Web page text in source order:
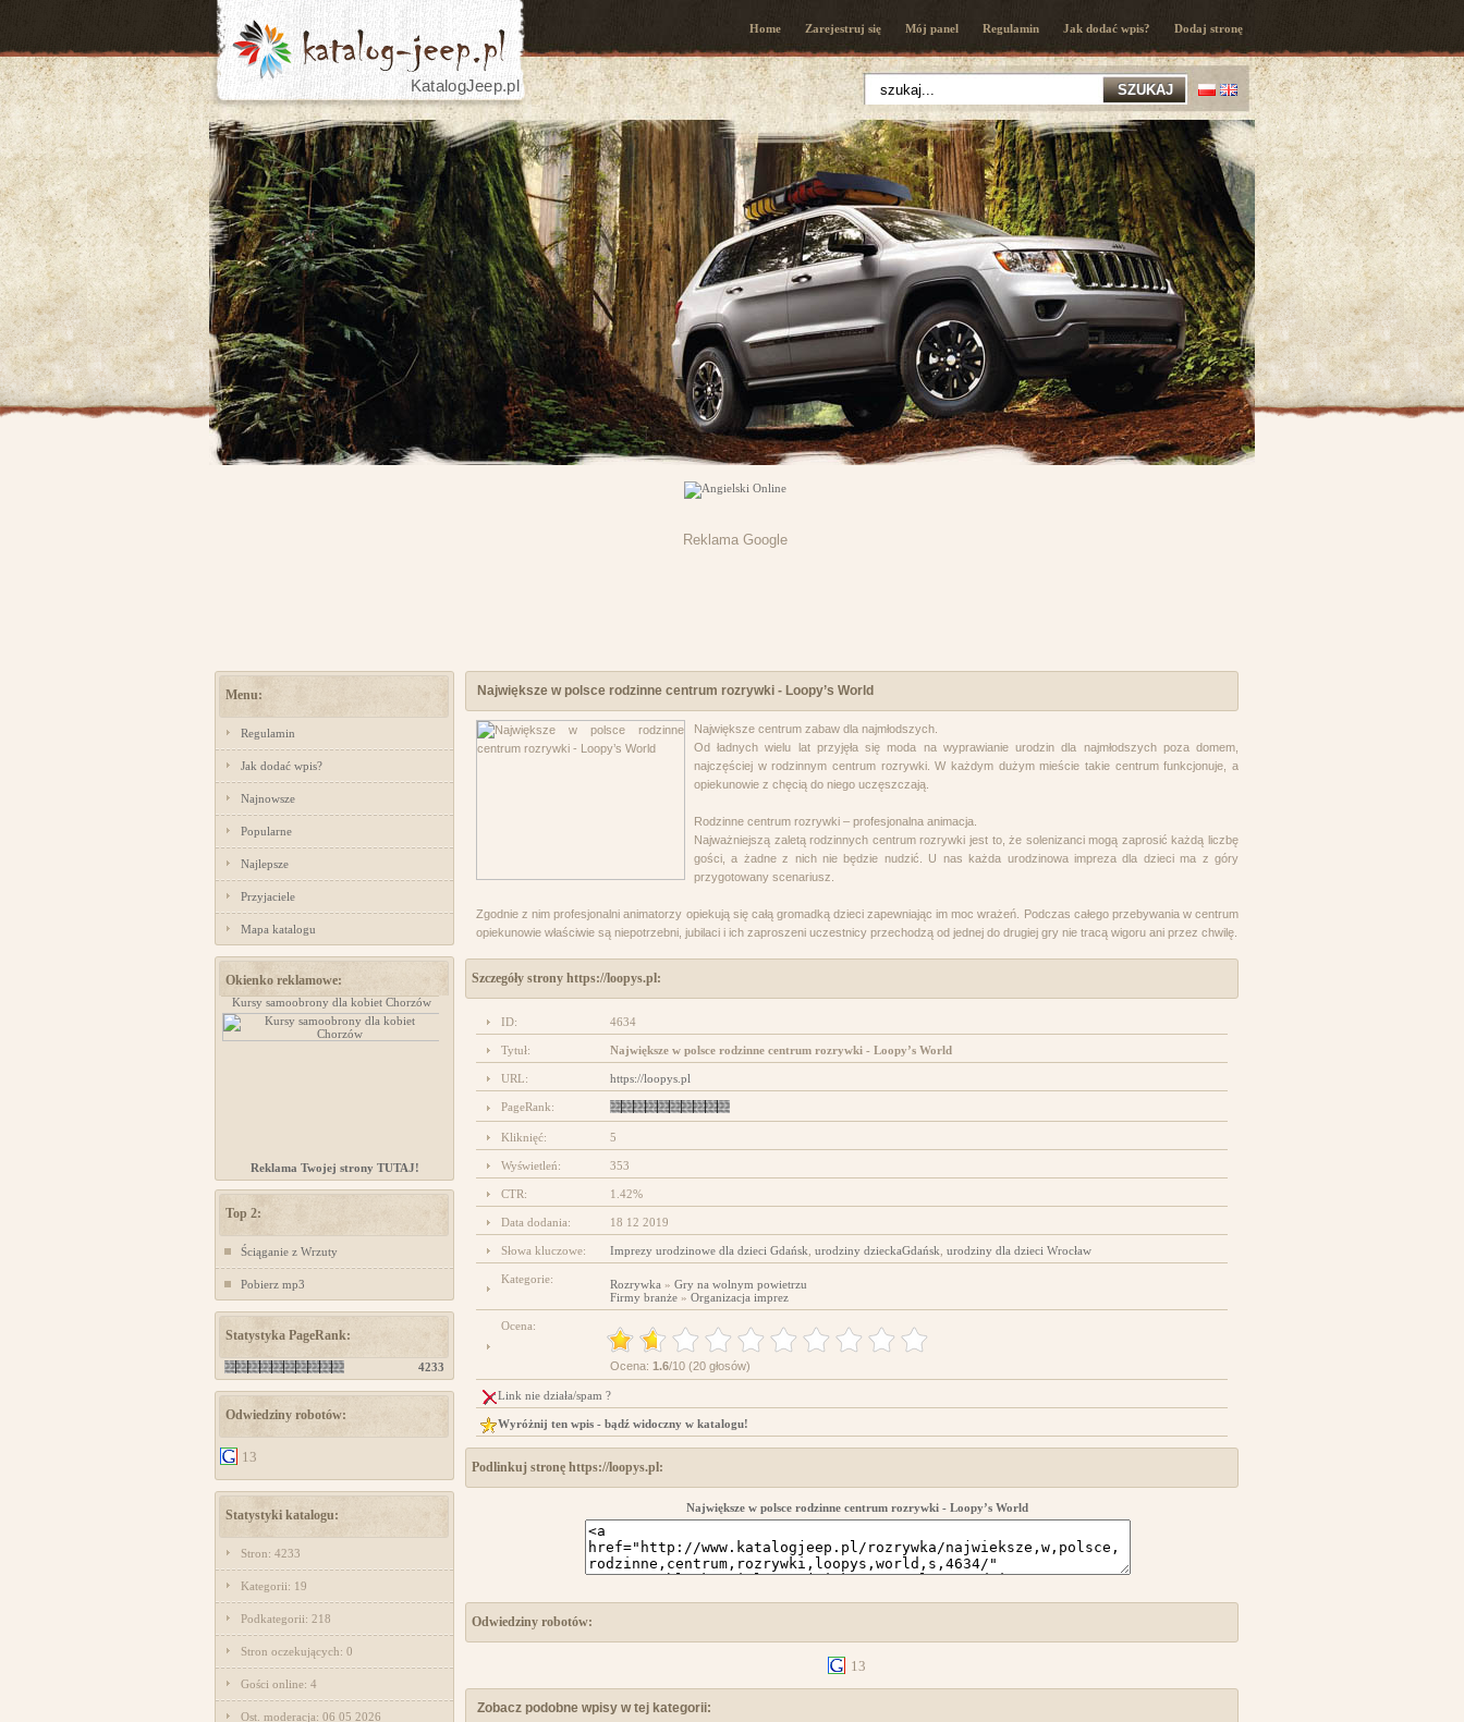
KatalogJeep.pl
Home Zarejestruj się Mój panel Regulamin Jak dodać wpis? Dodaj stronę
Reklama Google
Menu:
Regulamin
Jak dodać wpis?
Najnowsze
Popularne
Najlepsze
Przyjaciele
Mapa katalogu
Okienko reklamowe:
Kursy samoobrony dla kobiet Chorzów projektowanie stron www
Reklama Twojej strony TUTAJ!
Top 2:
Ściąganie z Wrzuty
Pobierz mp3
Statystyka PageRank:
4233
Odwiedziny robotów:
13
Statystyki katalogu:
Stron: 4233
Kategorii: 19
Podkategorii: 218
Stron oczekujących: 0
Gości online: 4
Ost. moderacja: 06 05 2026
Największe w polsce rodzinne centrum rozrywki - Loopy’s World
Największe centrum zabaw dla najmłodszych.
Od ładnych wielu lat przyjęła się moda na wyprawianie urodzin dla najmłodszych poza domem,
najczęściej w rodzinnym centrum rozrywki. W każdym dużym mieście takie centrum funkcjonuje, a
opiekunowie z chęcią do niego uczęszczają.
Rodzinne centrum rozrywki – profesjonalna animacja.
Najważniejszą zaletą rodzinnych centrum rozrywki jest to, że solenizanci mogą zaprosić każdą liczbę
gości, a żadne z nich nie będzie nudzić. U nas każda urodzinowa impreza dla dzieci ma z góry
przygotowany scenariusz.
Zgodnie z nim profesjonalni animatorzy opiekują się całą gromadką dzieci zapewniając im moc wrażeń. Podczas całego przebywania w centrum
opiekunowie właściwie są niepotrzebni, jubilaci i ich zaproszeni uczestnicy przechodzą od jednej do drugiej gry nie tracą wigoru ani przez chwilę.
Szczegóły strony https://loopys.pl:
ID: 4634
Tytuł: Największe w polsce rodzinne centrum rozrywki - Loopy’s World
URL: https://loopys.pl
PageRank:
Kliknięć: 5
Wyświetleń: 353
CTR: 1.42%
Data dodania: 18 12 2019
Słowa kluczowe: Imprezy urodzinowe dla dzieci Gdańsk urodziny dzieckaGdańsk urodziny dla dzieci Wrocław
Kategorie: Rozrywka » Gry na wolnym powietrzu
Firmy branże » Organizacja imprez
Ocena:
Ocena: 1.6/10 (20 głosów)
Link nie działa/spam ?
Wyróżnij ten wpis - bądź widoczny w katalogu!
Podlinkuj stronę https://loopys.pl:
Największe w polsce rodzinne centrum rozrywki - Loopy’s World
Odwiedziny robotów:
13
Zobacz podobne wpisy w tej kategorii: